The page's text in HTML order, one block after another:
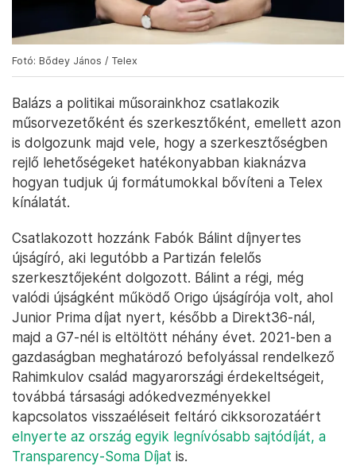
Fotó: Bődey János / Telex
Balázs a politikai műsorainkhoz csatlakozik
műsorvezetőként és szerkesztőként, emellett azon
is dolgozunk majd vele, hogy a szerkesztőségben
rejlő lehetőségeket hatékonyabban kiaknázva
hogyan tudjuk új formátumokkal bővíteni a Telex
kínálatát.
Csatlakozott hozzánk Fabók Bálint díjnyertes
újságíró, aki legutóbb a Partizán felelős
szerkesztőjeként dolgozott. Bálint a régi, még
valódi újságként működő Origo újságírója volt, ahol
Junior Prima díjat nyert, később a Direkt36-nál,
majd a G7-nél is eltöltött néhány évet. 2021-ben a
gazdaságban meghatározó befolyással rendelkező
Rahimkulov család magyarországi érdekeltségeit,
továbbá társasági adókedvezményekkel
kapcsolatos visszaéléseit feltáró cikksorozatáért
elnyerte az ország egyik legnívósabb sajtódíját, a
Transparency-Soma Díjat is.